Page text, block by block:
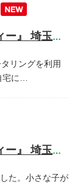
開催しました! 『新築お披露目パーティー』 埼玉県越谷市 T様宅
リングを利用
宅に…
開催しました! 『新築お披露目パーティー』 埼玉県上尾市 A様宅
た。小さな子が